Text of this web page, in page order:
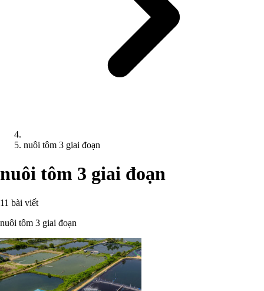
nuôi tôm 3 giai đoạn
nuôi tôm 3 giai đoạn
11 bài viết
nuôi tôm 3 giai đoạn